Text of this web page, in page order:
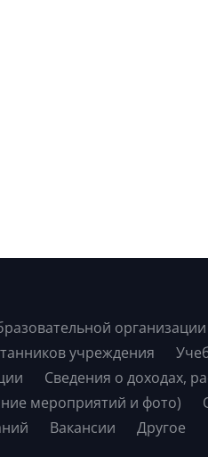
организации
учреждения
Сведения о доходах,
мероприятий и фото)
Вакансии Другое